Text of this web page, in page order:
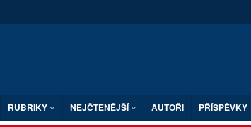
RUBRIKY NEJČTENĚJŠÍ AUTOŘI PŘÍSPĚVKY